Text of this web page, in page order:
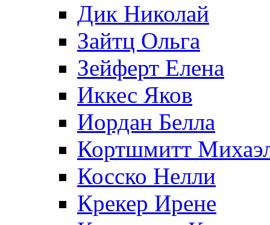
Дик Николай
Зайтц Ольга
Зейферт Елена
Иккес Яков
Иордан Белла
Кортшмитт
Косско Нелли
Крекер Ирене